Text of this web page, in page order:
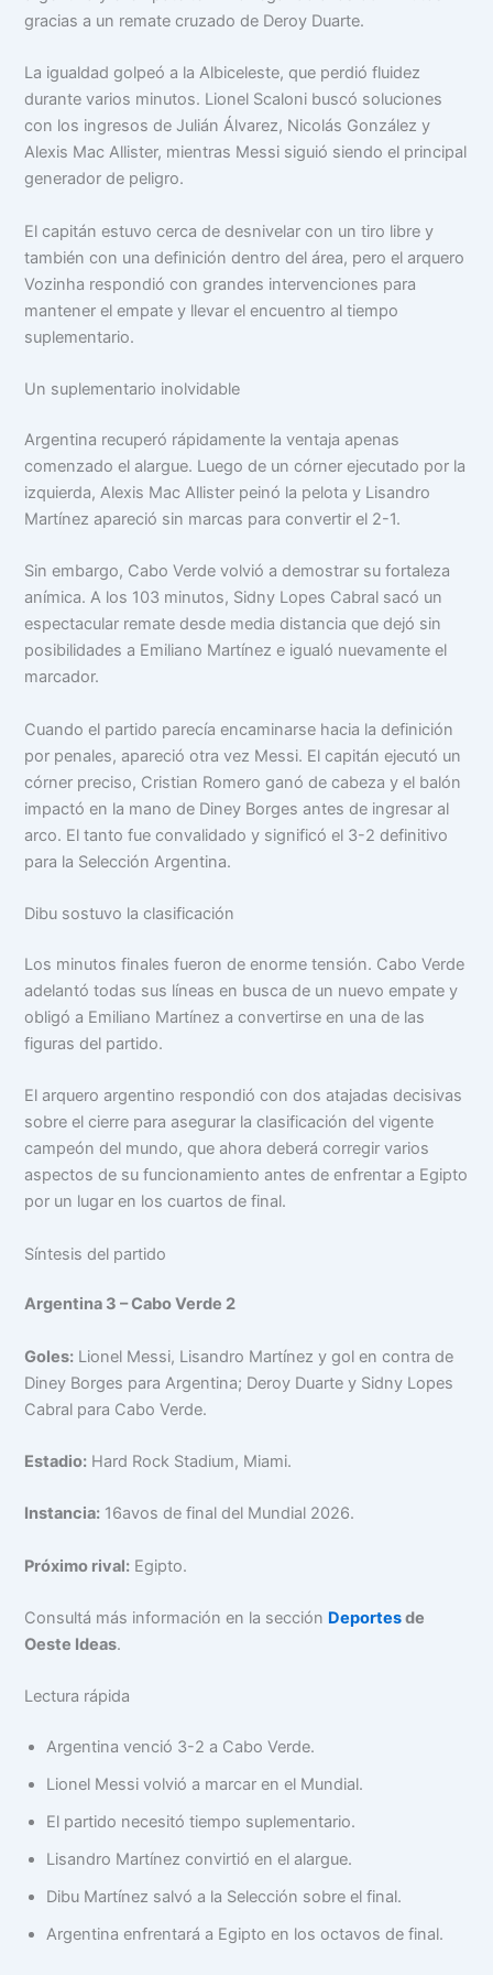
gracias a un remate cruzado de Deroy Duarte.
La igualdad golpeó a la Albiceleste, que perdió fluidez
durante varios minutos. Lionel Scaloni buscó soluciones
con los ingresos de Julián Álvarez, Nicolás González y
Alexis Mac Allister, mientras Messi siguió siendo el principal
generador de peligro.
El capitán estuvo cerca de desnivelar con un tiro libre y
también con una definición dentro del área, pero el arquero
Vozinha respondió con grandes intervenciones para
mantener el empate y llevar el encuentro al tiempo
suplementario.
Un suplementario inolvidable
Argentina recuperó rápidamente la ventaja apenas
comenzado el alargue. Luego de un córner ejecutado por la
izquierda, Alexis Mac Allister peinó la pelota y Lisandro
Martínez apareció sin marcas para convertir el 2-1.
Sin embargo, Cabo Verde volvió a demostrar su fortaleza
anímica. A los 103 minutos, Sidny Lopes Cabral sacó un
espectacular remate desde media distancia que dejó sin
posibilidades a Emiliano Martínez e igualó nuevamente el
marcador.
Cuando el partido parecía encaminarse hacia la definición
por penales, apareció otra vez Messi. El capitán ejecutó un
córner preciso, Cristian Romero ganó de cabeza y el balón
impactó en la mano de Diney Borges antes de ingresar al
arco. El tanto fue convalidado y significó el 3-2 definitivo
para la Selección Argentina.
Dibu sostuvo la clasificación
Los minutos finales fueron de enorme tensión. Cabo Verde
adelantó todas sus líneas en busca de un nuevo empate y
obligó a Emiliano Martínez a convertirse en una de las
figuras del partido.
El arquero argentino respondió con dos atajadas decisivas
sobre el cierre para asegurar la clasificación del vigente
campeón del mundo, que ahora deberá corregir varios
aspectos de su funcionamiento antes de enfrentar a Egipto
por un lugar en los cuartos de final.
Síntesis del partido
Argentina 3 – Cabo Verde 2
Goles: Lionel Messi, Lisandro Martínez y gol en contra de
Diney Borges para Argentina; Deroy Duarte y Sidny Lopes
Cabral para Cabo Verde.
Estadio: Hard Rock Stadium, Miami.
Instancia: 16avos de final del Mundial 2026.
Próximo rival: Egipto.
Consultá más información en la sección Deportesde
Oeste Ideas.
Lectura rápida
Argentina venció 3-2 a Cabo Verde.
Lionel Messi volvió a marcar en el Mundial.
El partido necesitó tiempo suplementario.
Lisandro Martínez convirtió en el alargue.
Dibu Martínez salvó a la Selección sobre el final.
Argentina enfrentará a Egipto en los octavos de final.